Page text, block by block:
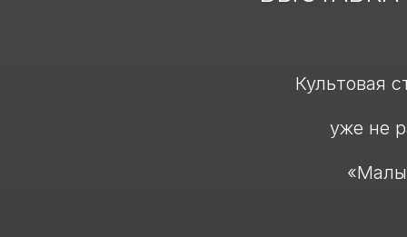
Культовая
уже не